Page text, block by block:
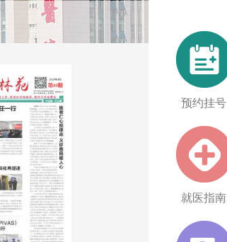
预约挂号
就医指南